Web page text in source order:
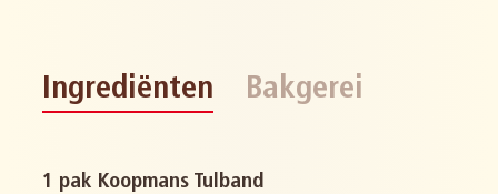
Ingrediënten Bakgerei
1 pak Koopmans Tulband